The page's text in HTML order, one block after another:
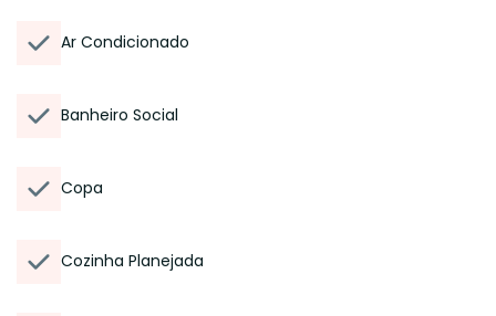
Ar Condicionado
Banheiro Social
Copa
Cozinha Planejada